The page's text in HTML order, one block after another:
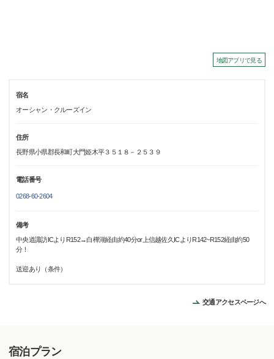
地図アプリで見る
宿名
オーシャン・クルーズイン
住所
長野県小県郡長和町大門姫木平３５１８－２５３９
電話番号
0268-60-2604
備考
中央道諏訪ICよりR152→白樺湖経由約40分or上信越佐久ICよりR142~R152経由約50
分！
送迎あり（条件）
交通アクセスページへ
宿泊プラン